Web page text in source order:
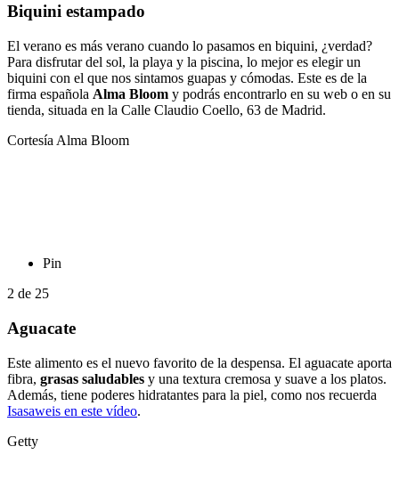
Biquini estampado
El verano es más verano cuando lo pasamos en biquini, ¿verdad?
Para disfrutar del sol, la playa y la piscina, lo mejor es elegir un
biquini con el que nos sintamos guapas y cómodas. Este es de la
firma española Alma Bloom y podrás encontrarlo en su web o en su
tienda, situada en la Calle Claudio Coello, 63 de Madrid.
Cortesía Alma Bloom
Pin
2 de 25
Aguacate
Este alimento es el nuevo favorito de la despensa. El aguacate aporta
fibra, grasas saludables y una textura cremosa y suave a los platos.
Además, tiene poderes hidratantes para la piel, como nos recuerda
Isasaweis en este vídeo.
Getty